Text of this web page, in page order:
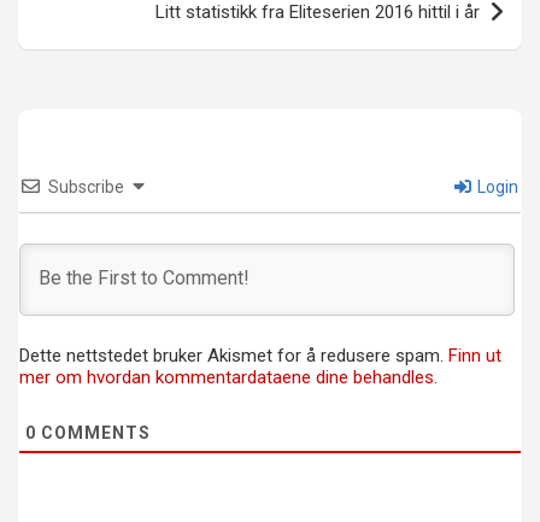
Litt statistikk fra Eliteserien 2016 hittil i år
Subscribe Login
Dette nettstedet bruker Akismet for å redusere spam. Finn ut
mer om hvordan kommentardataene dine behandles.
0 COMMENTS